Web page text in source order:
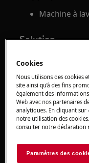
Machine à
Solution
robinet et
robinet.
Cookies
Nous utilisons des cookies
site ainsi qu’à des fins
également des
Web avec nos partenaires
analytiques. En cliquant sur
notre utilisation des
consulter notre déclaration
Paramètres des